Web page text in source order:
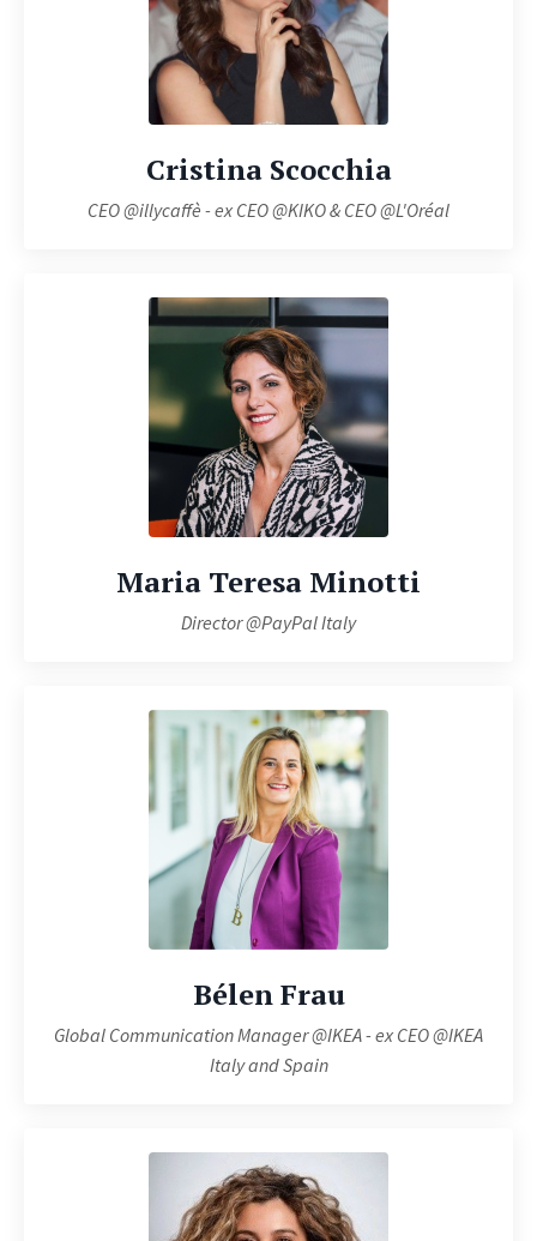
Cristina Scocchia
CEO @illycaffè - ex CEO @KIKO & CEO @L'Oréal
Maria Teresa Minotti
Director @PayPal Italy
Bélen Frau
Global Communication Manager @IKEA - ex CEO @IKEA
Italy and Spain